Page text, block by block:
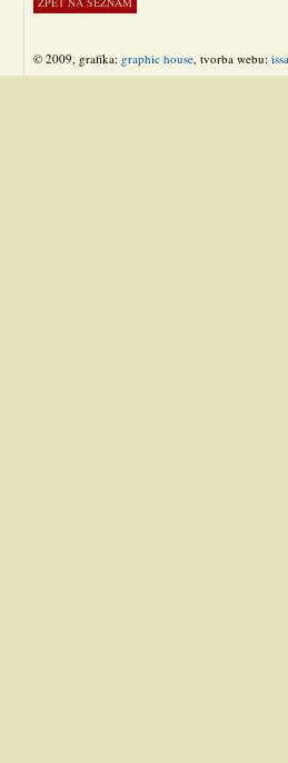
© 2009, grafika: graphic house, tvorba webu: